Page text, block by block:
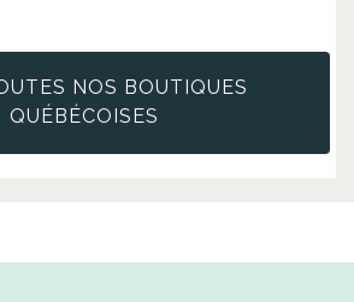
NOS BOUTIQUES
QUÉBÉCOISES